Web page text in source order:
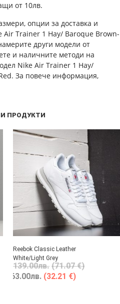
от 10лв.
опции за доставка и
Trainer 1 Hay/ Baroque Brown-
други модели от
и наличните методи на
Nike Air Trainer 1 Hay/
За повече информация,
ПРОДУКТИ
Reebok Classic Leather
White/Light Grey
139.00лв. (71.07 €)
63.00лв. (32.21 €)